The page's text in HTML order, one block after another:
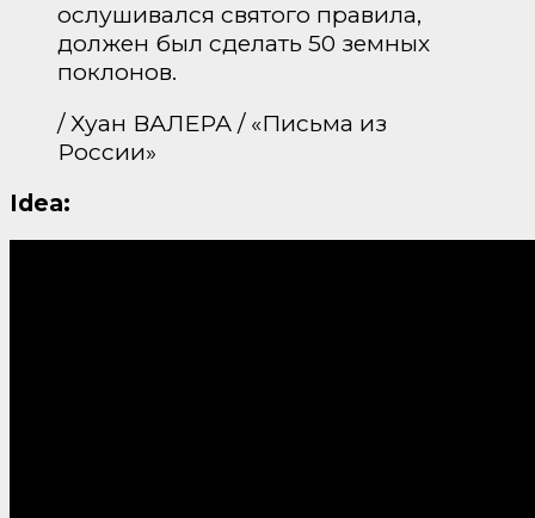
ослушивался святого правила,
должен был сделать 50 земных
поклонов.
/ Хуан ВАЛЕРА / «Письма из
России»
Idea: